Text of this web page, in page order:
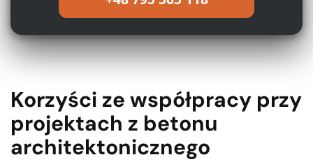
Korzyści ze współpracy przy
projektach z betonu
architektonicznego